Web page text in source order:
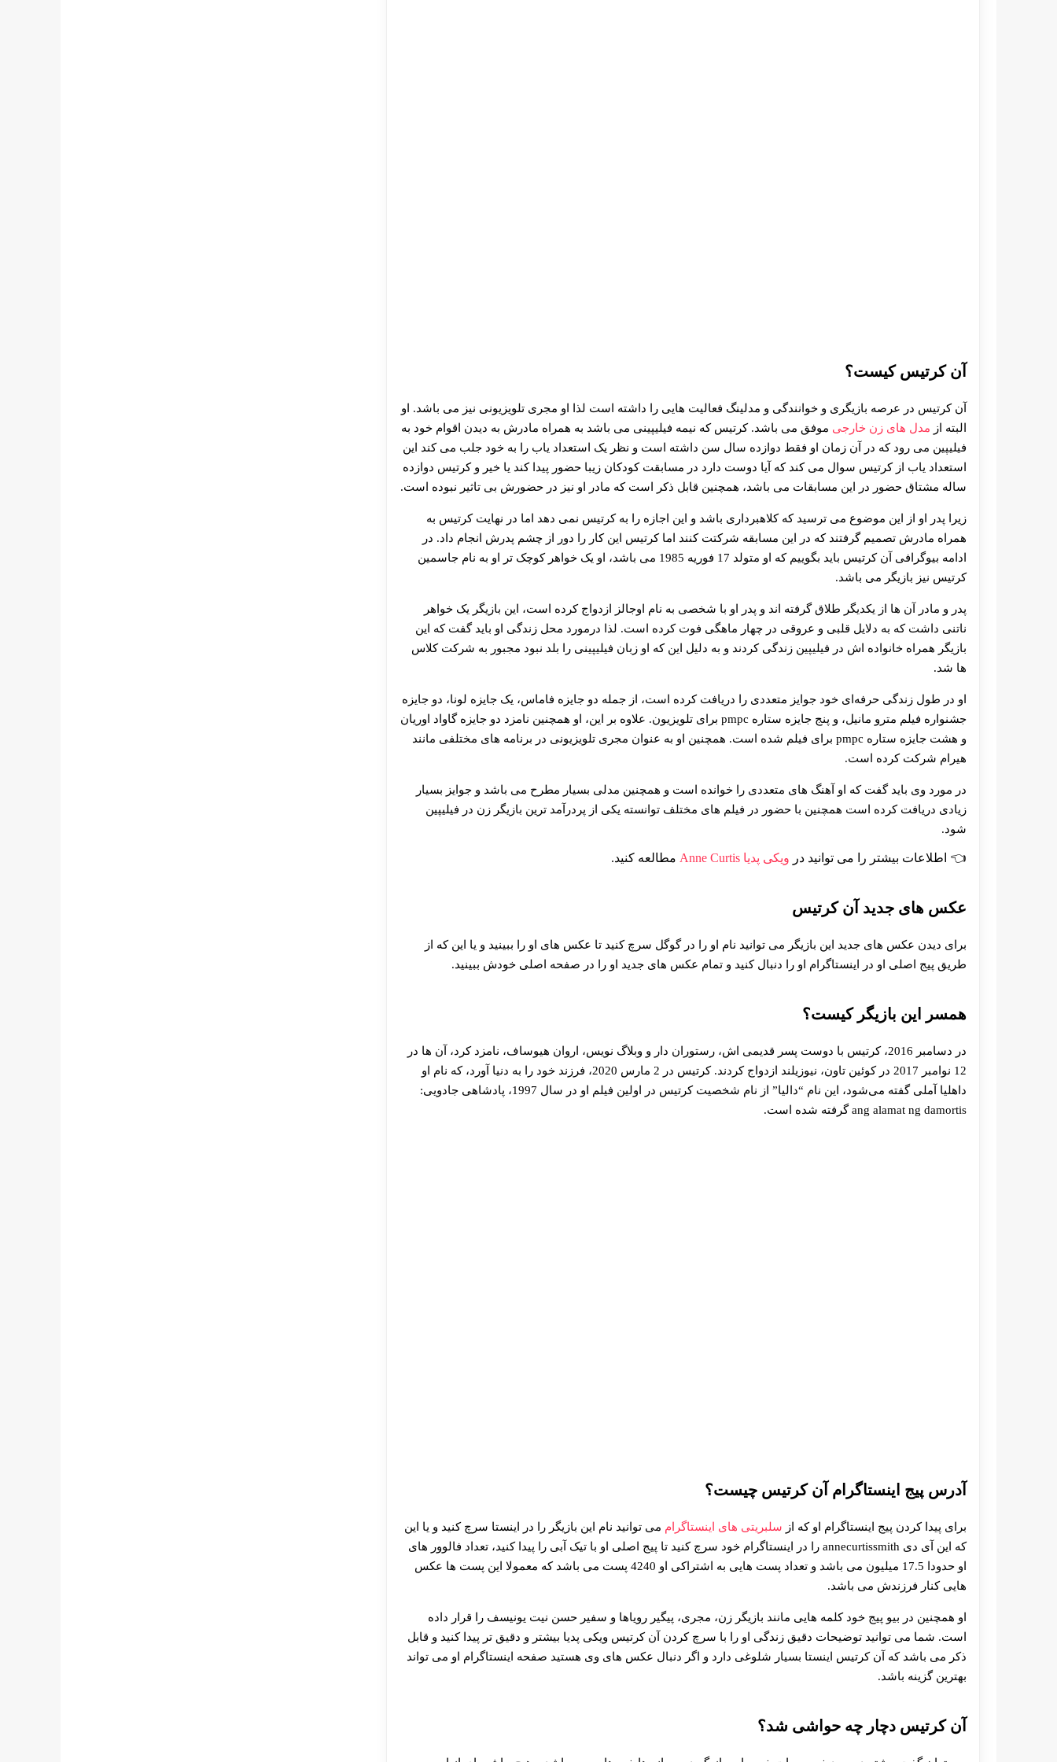
آن کرتیس کیست؟
آن کرتیس در عرصه بازیگری و خوانندگی و مدلینگ فعالیت هایی را داشته است لذا او مجری تلویزیونی نیز می باشد. او
البته از مدل های زن خارجی موفق می باشد. کرتیس که نیمه فیلیپینی می باشد به همراه مادرش به دیدن اقوام خود به
فیلیپین می رود که در آن زمان او فقط دوازده سال سن داشته است و نظر یک استعداد یاب را به خود جلب می کند این
استعداد یاب از کرتیس سوال می کند که آیا دوست دارد در مسابقت کودکان زیبا حضور پیدا کند یا خیر و کرتیس دوازده
ساله مشتاق حضور در این مسابقات می باشد، همچنین قابل ذکر است که مادر او نیز در حضورش بی تاثیر نبوده است.
زیرا پدر او از این موضوع می ترسید که کلاهبرداری باشد و این اجازه را به کرتیس نمی دهد اما در نهایت کرتیس به
همراه مادرش تصمیم گرفتند که در این مسابقه شرکتت کنند اما کرتیس این کار را دور از چشم پدرش انجام داد. در
ادامه بیوگرافی آن کرتیس باید بگوییم که او متولد 17 فوریه 1985 می باشد، او یک خواهر کوچک تر او به نام جاسمین
کرتیس نیز بازیگر می باشد.
پدر و مادر آن ها از یکدیگر طلاق گرفته اند و پدر او با شخصی به نام اوجالز ازدواج کرده است، این بازیگر یک خواهر
ناتنی داشت که به دلایل قلبی و عروقی در چهار ماهگی فوت کرده است. لذا درمورد محل زندگی او باید گفت که این
بازیگر همراه خانواده اش در فیلیپین زندگی کردند و به دلیل این که او زبان فیلیپینی را بلد نبود مجبور به شرکت کلاس
ها شد.
او در طول زندگی حرفه‌ای خود جوایز متعددی را دریافت کرده است، از جمله دو جایزه فاماس، یک جایزه لونا، دو جایزه
جشنواره فیلم مترو مانیل، و پنج جایزه ستاره pmpc برای تلویزیون. علاوه بر این، او همچنین نامزد دو جایزه گاواد اوریان
و هشت جایزه ستاره pmpc برای فیلم شده است. همچنین او به عنوان مجری تلویزیونی در برنامه های مختلفی مانند
هیرام شرکت کرده است.
در مورد وی باید گفت که او آهنگ های متعددی را خوانده است و همچنین مدلی بسیار مطرح می باشد و جوایز بسیار
زیادی دریافت کرده است همچنین با حضور در فیلم های مختلف توانسته یکی از پردرآمد ترین بازیگر زن در فیلیپین
شود.
اطلاعات بیشتر را می توانید در ویکی پدیا Anne Curtis مطالعه کنید.
عکس های جدید آن کرتیس
برای دیدن عکس های جدید این بازیگر می توانید نام او را در گوگل سرچ کنید تا عکس های او را ببینید و یا این که از
طریق پیج اصلی او در اینستاگرام او را دنبال کنید و تمام عکس های جدید او را در صفحه اصلی خودش ببینید.
همسر این بازیگر کیست؟
در دسامبر 2016، کرتیس با دوست پسر قدیمی‌ اش، رستوران‌ دار و وبلاگ‌ نویس، اروان هیوساف، نامزد کرد، آن ها در
12 نوامبر 2017 در کوئین‌ تاون، نیوزیلند ازدواج کردند. کرتیس در 2 مارس 2020، فرزند خود را به دنیا آورد، که نام او
داهلیا آملی گفته می‌شود، این نام “دالیا” از نام شخصیت کرتیس در اولین فیلم او در سال 1997، پادشاهی جادویی:
ang alamat ng damortis گرفته شده است.
آدرس پیج اینستاگرام آن کرتیس چیست؟
برای پیدا کردن پیج اینستاگرام او که از سلبریتی های اینستاگرام می توانید نام این بازیگر را در اینستا سرچ کنید و یا این
که این آی دی annecurtissmith را در اینستاگرام خود سرچ کنید تا پیج اصلی او با تیک آبی را پیدا کنید، تعداد فالوور های
او حدودا 17.5 میلیون می باشد و تعداد پست هایی به اشتراکی او 4240 پست می باشد که معمولا این پست ها عکس
هایی کنار فرزندش می باشد.
او همچنین در بیو پیج خود کلمه هایی مانند بازیگر زن، مجری، پیگیر رویاها و سفیر حسن نیت یونیسف را قرار داده
است. شما می توانید توضیحات دقیق زندگی او را با سرچ کردن آن کرتیس ویکی پدیا بیشتر و دقیق تر پیدا کنید و قابل
ذکر می باشد که آن کرتیس اینستا بسیار شلوغی دارد و اگر دنبال عکس های وی هستید صفحه اینستاگرام او می تواند
بهترین گزینه باشد.
آن کرتیس دچار چه حواشی شد؟